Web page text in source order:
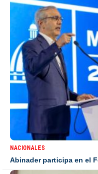
NACIONALES
Abinader participa en el